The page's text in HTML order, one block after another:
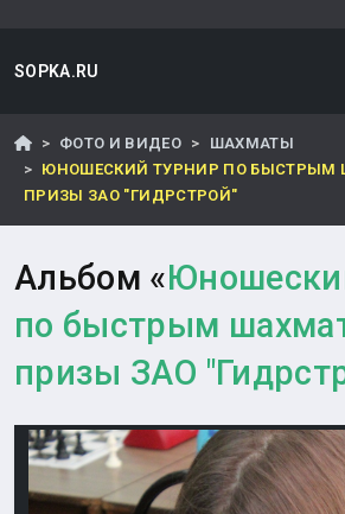
SOPKA.RU
ФОТО И ВИДЕО
ШАХМАТЫ
ЮНОШЕСКИЙ ТУРНИР ПО БЫСТРЫМ
ПРИЗЫ ЗАО "ГИДРСТРОЙ"
Альбом «
по быстрым
призы ЗАО